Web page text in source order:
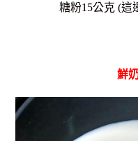
糖粉15公克 (這
鮮